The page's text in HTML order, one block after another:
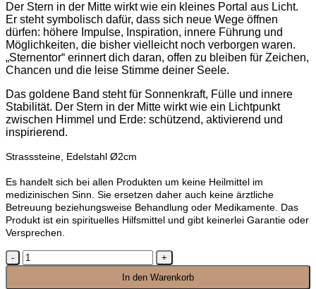
Der Stern in der Mitte wirkt wie ein kleines Portal aus Licht.
Er steht symbolisch dafür, dass sich neue Wege öffnen
dürfen: höhere Impulse, Inspiration, innere Führung und
Möglichkeiten, die bisher vielleicht noch verborgen waren.
„Sternentor“ erinnert dich daran, offen zu bleiben für Zeichen,
Chancen und die leise Stimme deiner Seele.
Das goldene Band steht für Sonnenkraft, Fülle und innere
Stabilität. Der Stern in der Mitte wirkt wie ein Lichtpunkt
zwischen Himmel und Erde: schützend, aktivierend und
inspirierend.
Strasssteine, Edelstahl Ø2cm
Es handelt sich bei allen Produkten um keine Heilmittel im
medizinischen Sinn. Sie ersetzen daher auch keine ärztliche
Betreuung beziehungsweise Behandlung oder Medikamente. Das
Produkt ist ein spirituelles Hilfsmittel und gibt keinerlei Garantie oder
Versprechen.
Ring
Sternentor
In den Warenkorb